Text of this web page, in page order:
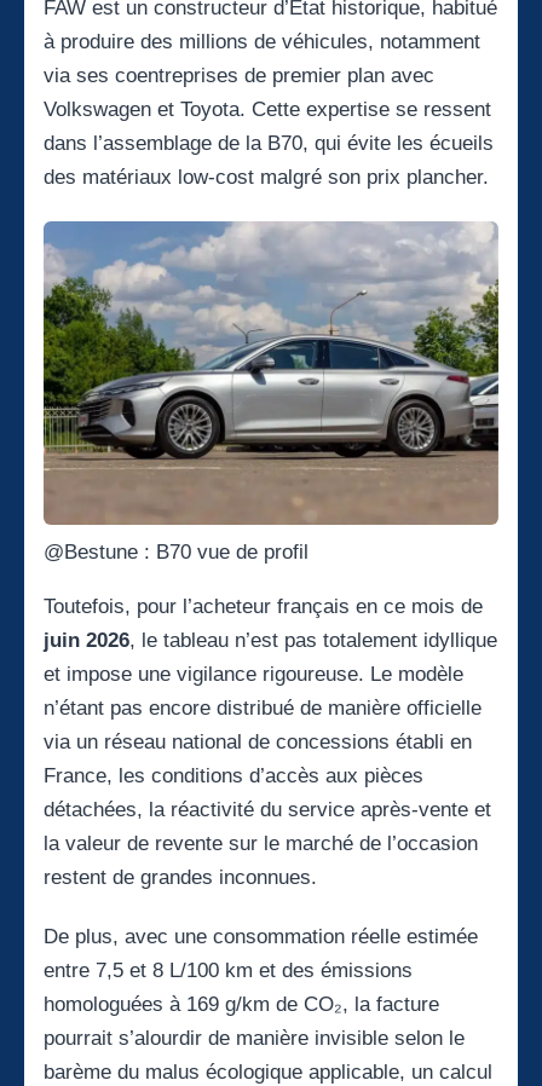
FAW est un constructeur d’État historique, habitué
à produire des millions de véhicules, notamment
via ses coentreprises de premier plan avec
Volkswagen et Toyota. Cette expertise se ressent
dans l’assemblage de la B70, qui évite les écueils
des matériaux low-cost malgré son prix plancher.
@Bestune : B70 vue de profil
Toutefois, pour l’acheteur français en ce mois de
juin 2026, le tableau n’est pas totalement idyllique
et impose une vigilance rigoureuse. Le modèle
n’étant pas encore distribué de manière officielle
via un réseau national de concessions établi en
France, les conditions d’accès aux pièces
détachées, la réactivité du service après-vente et
la valeur de revente sur le marché de l’occasion
restent de grandes inconnues.
De plus, avec une consommation réelle estimée
entre 7,5 et 8 L/100 km et des émissions
homologuées à 169 g/km de CO₂, la facture
pourrait s’alourdir de manière invisible selon le
barème du malus écologique applicable, un calcul